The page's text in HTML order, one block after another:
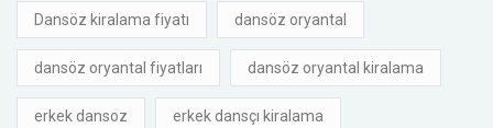
Dansöz kiralama fiyatı dansöz oryantal
dansöz oryantal fiyatları dansöz oryantal kiralama
erkek dansoz erkek dansçı kiralama